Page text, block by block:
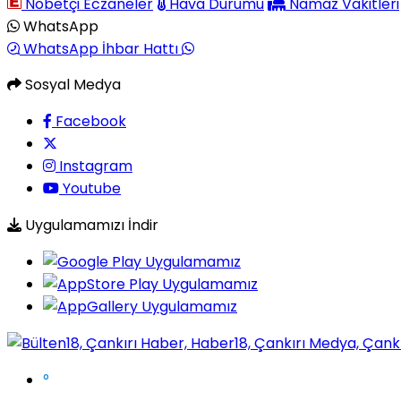
WhatsApp
WhatsApp İhbar Hattı
Sosyal Medya
Facebook
Instagram
Youtube
Uygulamamızı İndir
°